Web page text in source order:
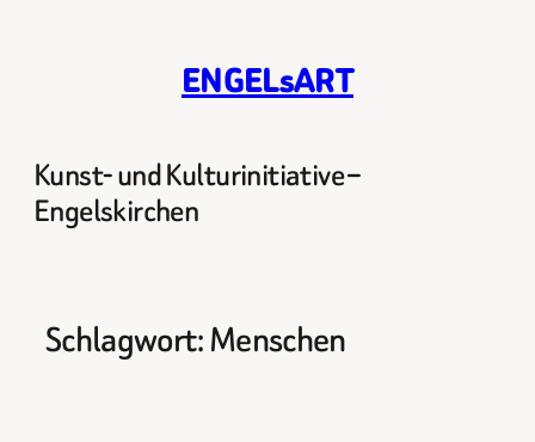
ENGELsART
Kunst- und Kulturinitiative –
Engelskirchen
Schlagwort:Menschen